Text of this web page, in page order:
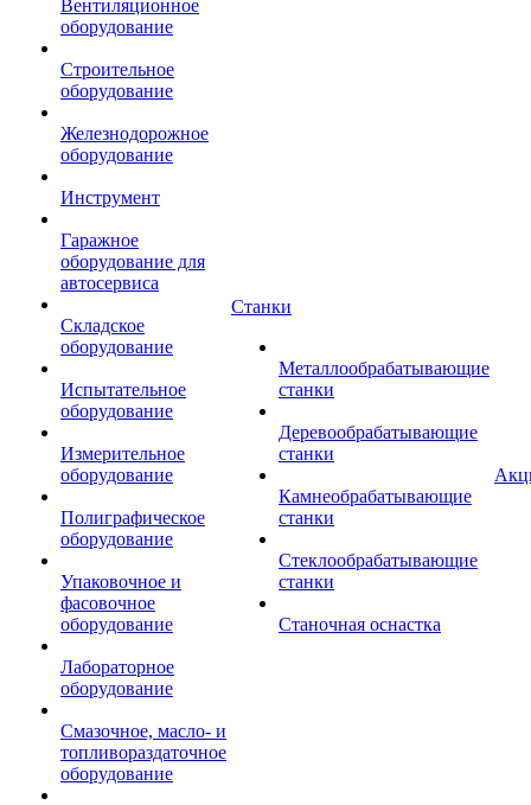
Вентиляционное
оборудование
Строительное
оборудование
Железнодорожное
оборудование
Инструмент
Гаражное
оборудование для
автосервиса
Складское
оборудование
Испытательное
оборудование
Измерительное
оборудование
Полиграфическое
оборудование
Упаковочное и
фасовочное
оборудование
Лабораторное
оборудование
Смазочное, масло- и
топливораздаточное
оборудование
Станки
Металлообрабатывающие
станки
Деревообрабатывающие
станки
Камнеобрабатывающие
станки
Стеклообрабатывающие
станки
Станочная оснастка